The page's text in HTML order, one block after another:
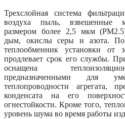
Трехслойная система
воздуха пыль, взвешенные
размером более 2,5 мкм
дым, окислы серы и азота.
теплообменник установки от
продлевает срок его службы.
оснащена
предназначенными для
теплопроводности агрегата,
конденсата на его
огнестойкости. Кроме того,
уровень шума во время работы